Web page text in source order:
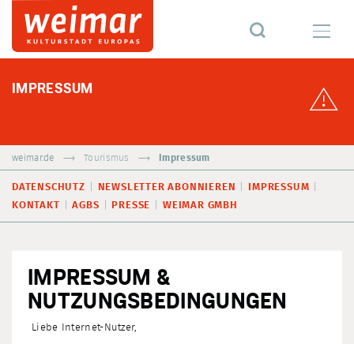
IMPRESSUM
weimar.de Tourismus Impressum
DATENSCHUTZ NEWSLETTER ABONNIEREN
IMPRESSUM
KONTAKT
AGBS PRESSE WEIMAR GMBH
IMPRESSUM &
NUTZUNGSBEDINGUNGEN
Liebe Internet-Nutzer,